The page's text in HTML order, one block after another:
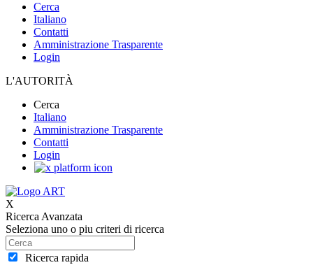
Cerca
Italiano
Contatti
Amministrazione Trasparente
Login
L'AUTORITÀ
Cerca
Italiano
Amministrazione Trasparente
Contatti
Login
X
Ricerca Avanzata
Seleziona uno o piu criteri di ricerca
Ricerca rapida